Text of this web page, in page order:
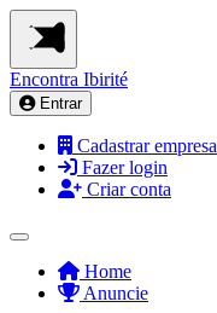
Encontra Ibirité
Entrar
Cadastrar empresa
Fazer login
Criar conta
Home
Anuncie